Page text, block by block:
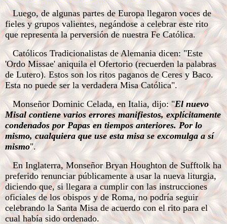
Luego, de algunas partes de Europa llegaron voces de
fieles y grupos valientes, negándose a celebrar este rito
que representa la perversión de nuestra Fe Católica.
Católicos Tradicionalistas de Alemania dicen: "Este
'Ordo Missae' aniquila el Ofertorio (recuerden la palabras
de Lutero). Estos son los ritos paganos de Ceres y Baco.
Esta no puede ser la verdadera Misa Católica".
Monseñor Dominic Celada, en Italia, dijo: "El nuevo
Misal contiene varios errores manifiestos, explícitamente
condenados por Papas en tiempos anteriores. Por lo
mismo, cualquiera que use esta misa se excomulga a sí
mismo".
En Inglaterra, Monseñor Bryan Houghton de Sufftolk ha
preferido renunciar públicamente a usar la nueva liturgia,
diciendo que, si llegara a cumplir con las instrucciones
oficiales de los obispos y de Roma, no podría seguir
celebrando la Santa Misa de acuerdo con el rito para el
cual había sido ordenado.